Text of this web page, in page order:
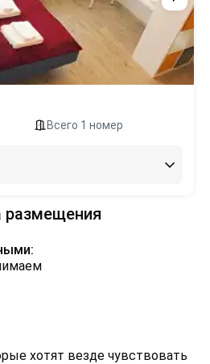
Всего 1 номер
размещения
хотят везде чувствовать